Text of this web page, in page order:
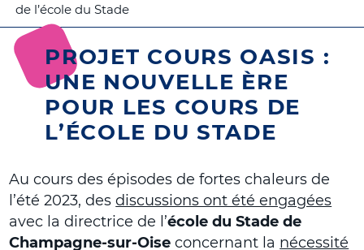
de l’école du Stade
PROJET COURS OASIS :
UNE NOUVELLE ÈRE
POUR LES COURS DE
L’ÉCOLE DU STADE
Au cours des épisodes de fortes chaleurs de
l’été 2023, desdiscussions ont été engagées
avec la directrice de l’école du Stade de
Champagne-sur-Oise concernant la nécessité